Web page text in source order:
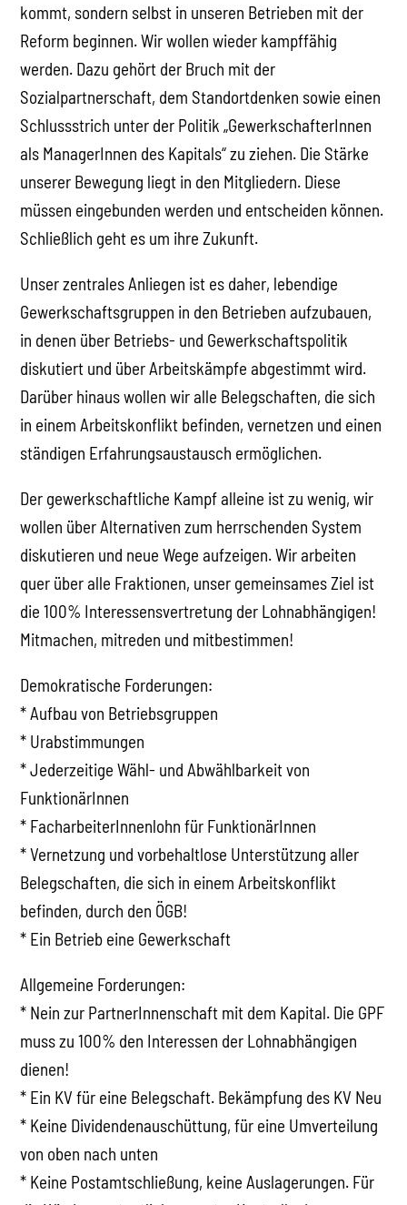
kommt, sondern selbst in unseren Betrieben mit der
Reform beginnen. Wir wollen wieder kampffähig
werden. Dazu gehört der Bruch mit der
Sozialpartnerschaft, dem Standortdenken sowie einen
Schlussstrich unter der Politik „GewerkschafterInnen
als ManagerInnen des Kapitals“ zu ziehen. Die Stärke
unserer Bewegung liegt in den Mitgliedern. Diese
müssen eingebunden werden und entscheiden können.
Schließlich geht es um ihre Zukunft.
Unser zentrales Anliegen ist es daher, lebendige
Gewerkschaftsgruppen in den Betrieben aufzubauen,
in denen über Betriebs- und Gewerkschaftspolitik
diskutiert und über Arbeitskämpfe abgestimmt wird.
Darüber hinaus wollen wir alle Belegschaften, die sich
in einem Arbeitskonflikt befinden, vernetzen und einen
ständigen Erfahrungsaustausch ermöglichen.
Der gewerkschaftliche Kampf alleine ist zu wenig, wir
wollen über Alternativen zum herrschenden System
diskutieren und neue Wege aufzeigen. Wir arbeiten
quer über alle Fraktionen, unser gemeinsames Ziel ist
die 100% Interessensvertretung der Lohnabhängigen!
Mitmachen, mitreden und mitbestimmen!
Demokratische Forderungen:
* Aufbau von Betriebsgruppen
* Urabstimmungen
* Jederzeitige Wähl- und Abwählbarkeit von
FunktionärInnen
* FacharbeiterInnenlohn für FunktionärInnen
* Vernetzung und vorbehaltlose Unterstützung aller
Belegschaften, die sich in einem Arbeitskonflikt
befinden, durch den ÖGB!
* Ein Betrieb eine Gewerkschaft
Allgemeine Forderungen:
* Nein zur PartnerInnenschaft mit dem Kapital. Die GPF
muss zu 100% den Interessen der Lohnabhängigen
dienen!
* Ein KV für eine Belegschaft. Bekämpfung des KV Neu
* Keine Dividendenauschüttung, für eine Umverteilung
von oben nach unten
* Keine Postamtschließung, keine Auslagerungen. Für